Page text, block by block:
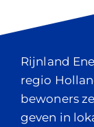
Rijnland
regio
bewoners
geven in